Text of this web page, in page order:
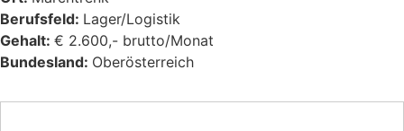
Berufsfeld: Lager/Logistik
Gehalt: € 2.600,- brutto/Monat
Bundesland: Oberösterreich